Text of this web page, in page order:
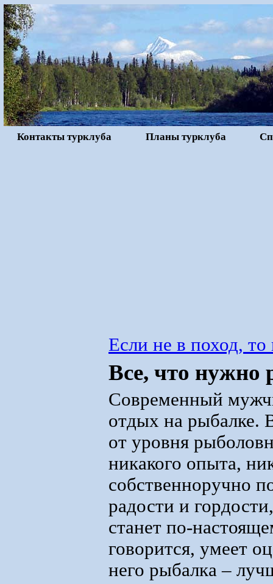
Контакты турклуба Планы турклуба
Если не в поход, то
Все, что нужно
Современный
отдых на рыбалке.
от уровня
никакого опыта,
собственноручно
радости и
станет по-
говорится, умеет
него рыбалка –